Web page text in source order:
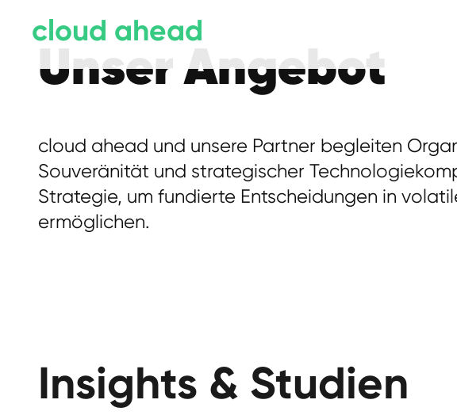
cloud ahead
Unser Angebot
cloud ahead und unsere Partner begleiten
Souveränität und strategischer
Strategie, um fundierte Entscheidungen in
ermöglichen.
Insights & Studien